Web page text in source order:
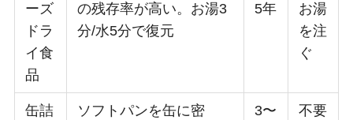
ーズ
ドラ
イ食
品
の残存率が高い。お湯3
分/水5分で復元
5年
お湯
を注
ぐ
缶詰
ソフトパンを缶に密
3〜
不要